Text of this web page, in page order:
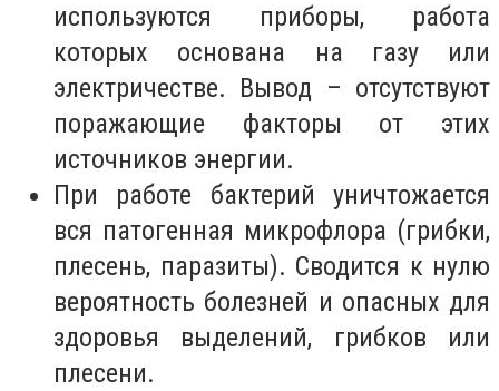
используются приборы, работа
которых основана на газу или
электричестве. Вывод – отсутствуют
поражающие факторы от этих
источников энергии.
При работе бактерий уничтожается
вся патогенная микрофлора (грибки,
плесень, паразиты). Сводится к нулю
вероятность болезней и опасных для
здоровья выделений, грибков или
плесени.